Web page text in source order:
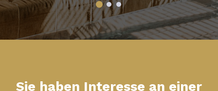
Sie haben Interesse an einer